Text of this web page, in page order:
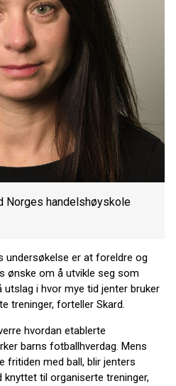
Norges handelshøyskole
undersøkelse er at foreldre og
ønske om å utvikle seg som
i hvor mye tid jenter bruker
treninger, forteller Skard.
hvordan etablerte
barns fotballhverdag. Mens
fritiden med ball, blir jenters
til organiserte treninger,